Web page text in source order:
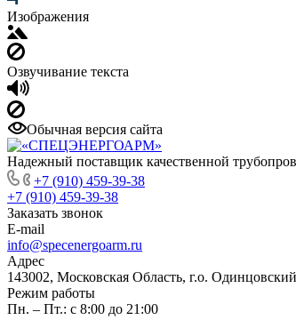
Изображения
Озвучивание текста
Обычная версия сайта
Надежный поставщик качественной
+7 (910) 459-39-38
+7 (910) 459-39-38
Заказать звонок
E-mail
info@specenergoarm.ru
Адрес
143002, Московская Область, г.о.
Режим работы
Пн. – Пт.: с 8:00 до 21:00